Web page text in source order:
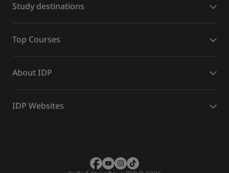
Study destinations
Top Courses
About IDP
IDP Websites